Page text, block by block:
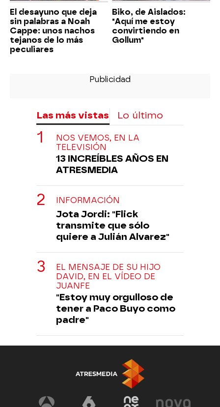
El desayuno que deja
sin palabras a Noah
Cappe: unos nachos
tejanos de lo más
peculiares
Biko, de Aislados:
"Aquí me estoy
convirtiendo en
Gollum"
Las más vistas Lo último
NOS VEMOS, EN LA
TELEVISIÓN
13 INCREÍBLES AÑOS EN
ATRESMEDIA
INFORMACIÓN
Jota Jordi: "Flick
transmite que sólo
quiere a Julián Alvarez"
EL MENSAJE DE SU HIJO
DAVID, EN EL VÍDEO DE
JUANFE
"Estoy muy orgulloso de
tener a Paco Buyo como
padre"